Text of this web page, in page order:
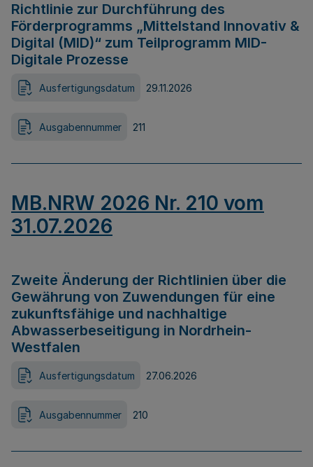
Richtlinie zur Durchführung des
Förderprogramms „Mittelstand Innovativ &
Digital (MID)“ zum Teilprogramm MID-
Digitale Prozesse
Ausfertigungsdatum 29.11.2026
Ausgabennummer 211
MB.NRW 2026 Nr. 210 vom
31.07.2026
Zweite Änderung der Richtlinien über die
Gewährung von Zuwendungen für eine
zukunftsfähige und nachhaltige
Abwasserbeseitigung in Nordrhein-
Westfalen
Ausfertigungsdatum 27.06.2026
Ausgabennummer 210